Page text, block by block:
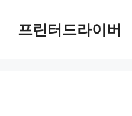
content프린터드라이버